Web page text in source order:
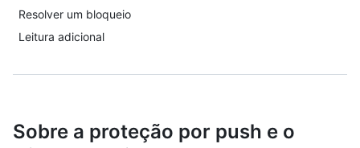
Resolver um bloqueio
Leitura adicional
Sobre a proteção por push e o